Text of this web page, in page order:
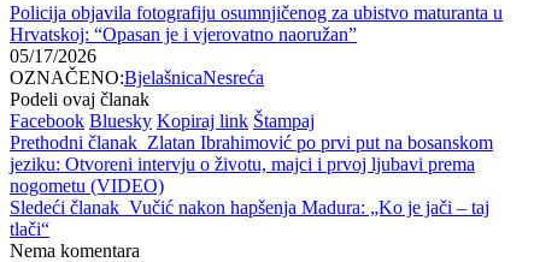
Policija objavila fotografiju osumnjičenog za ubistvo maturanta u
Hrvatskoj: “Opasan je i vjerovatno naoružan”
05/17/2026
OZNAČENO:BjelašnicaNesreća
Podeli ovaj članak
Facebook Bluesky Kopiraj link Štampaj
Prethodni članak Zlatan Ibrahimović po prvi put na bosanskom
jeziku: Otvoreni intervju o životu, majci i prvoj ljubavi prema
nogometu (VIDEO)
Sledeći članak Vučić nakon hapšenja Madura: „Ko je jači – taj
tlači“
Nema komentara